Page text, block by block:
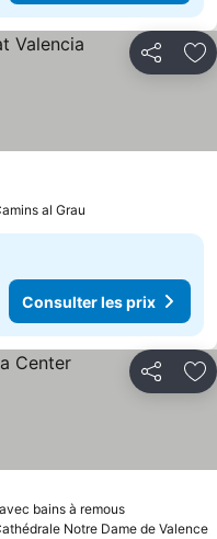
Partager
les prix
al Grau
Consulter les prix
Partager
bains à remousConsulter
Notre Dame de Valence